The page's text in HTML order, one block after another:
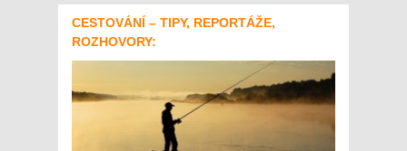
CESTOVÁNÍ – TIPY, REPORTÁŽE,
ROZHOVORY: